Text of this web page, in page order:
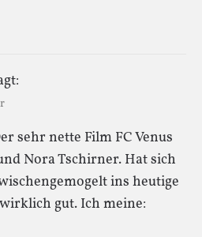
sehr nette Film FC Venus
Nora Tschirner. Hat sich
ins heutige
gut. Ich meine: